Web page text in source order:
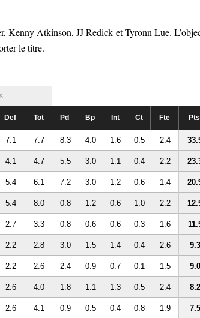
Kenny Atkinson, JJ Redick et Tyronn Lue.
le titre.
Def Tot Pd Bp Int Ct Fte Pts
7.1 7.7 8.3 4.0 1.6 0.5 2.4
4.1 4.7 5.5 3.0 1.1 0.4 2.2
5.4 6.1 7.2 3.0 1.2 0.6 1.4
5.4 8.0 0.8 1.2 0.6 1.0 2.2
2.7 3.3 0.8 0.6 0.6 0.3 1.6
2.2 2.8 3.0 1.5 1.4 0.4 2.6 9.3
2.2 2.6 2.4 0.9 0.7 0.1 1.5 9.0
2.6 4.0 1.8 1.1 1.3 0.5 2.4 8.2
2.6 4.1 0.9 0.5 0.4 0.8 1.9 7.5